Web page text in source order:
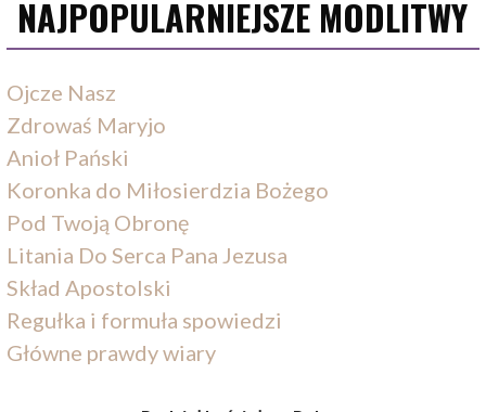
NAJPOPULARNIEJSZE MODLITWY
Ojcze Nasz
Zdrowaś Maryjo
Anioł Pański
Koronka do Miłosierdzia Bożego
Pod Twoją Obronę
Litania Do Serca Pana Jezusa
Skład Apostolski
Regułka i formuła spowiedzi
Główne prawdy wiary